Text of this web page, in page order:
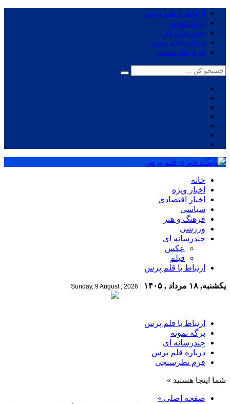
ارتباط با قلم پرس
برگه نمونه
چندرسانه ای
درباره قلم پرس
فرم نظرسنجی
خانه
اخبار ویژه
اخبار اقتصادی
سیاسی
فرهنگ و هنر
ورزشی
چندرسانه ای
عکس
فیلم
ارتباط با قلم پرس
یکشنبه, ۱۸ مرداد , ۱۴۰۵ |
Sunday, 9 August , 2026
ارتباط با قلم پرس
برگه نمونه
چندرسانه ای
درباره قلم پرس
فرم نظرسنجی
شما اینجا هستید »
صفحه اصلی »